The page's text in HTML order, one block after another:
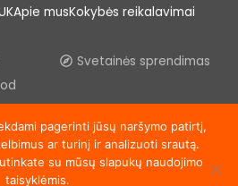
Apie musKokybės reikalavimai
Svetainės sprendimas
pagerinti jūsų naršymo patirtį,
ar turinį ir analizuoti srautą.
su mūsų slapukų naudojimo
taisyklėmis.